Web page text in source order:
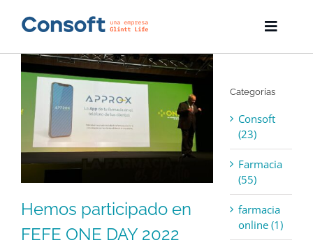
Toggle
Inicio
Farmatic
Descargas
Servicios
Blog
Empresa
Hemos participado en
FEFE ONE DAY 2022
Categorías
Consoft
(23)
Farmacia
(55)
farmacia
online (1)